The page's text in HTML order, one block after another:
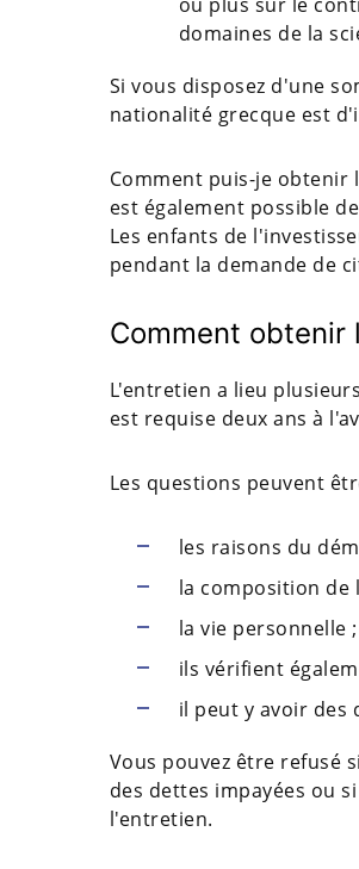
domaines de la
Si vous disposez d'une
nationalité grecque est
Comment puis-je obtenir
est également possible
Les enfants de
pendant la demande de
Comment obtenir
L'entretien a lieu
est requise deux ans à
Les questions peuvent
les raisons du
la composition de
la vie personnelle ;
ils vérifient
il peut y avoir des
Vous pouvez être refusé
des dettes impayées ou
l'entretien.